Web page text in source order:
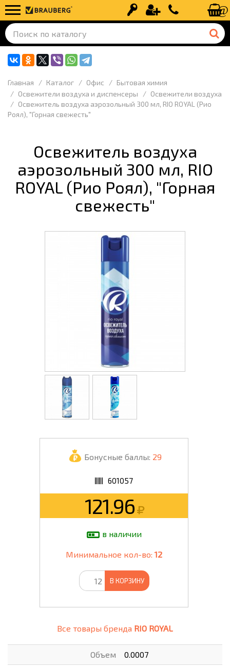
Вход Регистрация+7 (499) 110-
Главная Каталог Офис
Бытовая химия
Освежители воздуха и диспенсеры
Освежители воздуха
Освежитель воздуха аэрозольный 300 мл, RIO ROYAL (Рио
Роял), "Горная свежесть"
Освежитель воздуха
аэрозольный 300 мл, RIO
ROYAL (Рио Роял), "Горная
свежесть"
Бонусные баллы: 29
601057
121.96
в наличии
Минимальное кол-во: 12
В КОРЗИНУ
Все товары бренда RIO ROYAL
Объем 0.0007